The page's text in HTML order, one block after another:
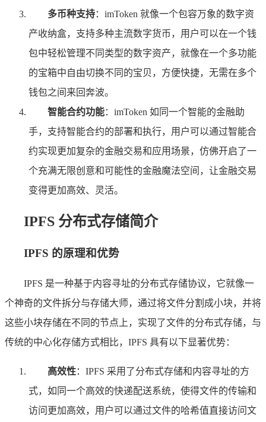
多币种支持：imToken 就像一个包容万象的数字资
产收纳盒，支持多种主流数字货币，用户可以在一个钱
包中轻松管理不同类型的数字资产，就像在一个多功能
的宝箱中自由切换不同的宝贝，方便快捷，无需在多个
钱包之间来回奔波。
智能合约功能：imToken 如同一个智能的金融助
手，支持智能合约的部署和执行，用户可以通过智能合
约实现更加复杂的金融交易和应用场景，仿佛开启了一
个充满无限创意和可能性的金融魔法空间，让金融交易
变得更加高效、灵活。
IPFS 分布式存储简介
IPFS 的原理和优势
IPFS 是一种基于内容寻址的分布式存储协议，它就像一
个神奇的文件拆分与存储大师，通过将文件分割成小块，并将
这些小块存储在不同的节点上，实现了文件的分布式存储，与
传统的中心化存储方式相比，IPFS 具有以下显著优势：
高效性：IPFS 采用了分布式存储和内容寻址的方
式，如同一个高效的快递配送系统，使得文件的传输和
访问更加高效，用户可以通过文件的哈希值直接访问文